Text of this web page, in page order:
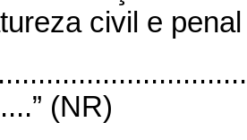
civil e
(NR)